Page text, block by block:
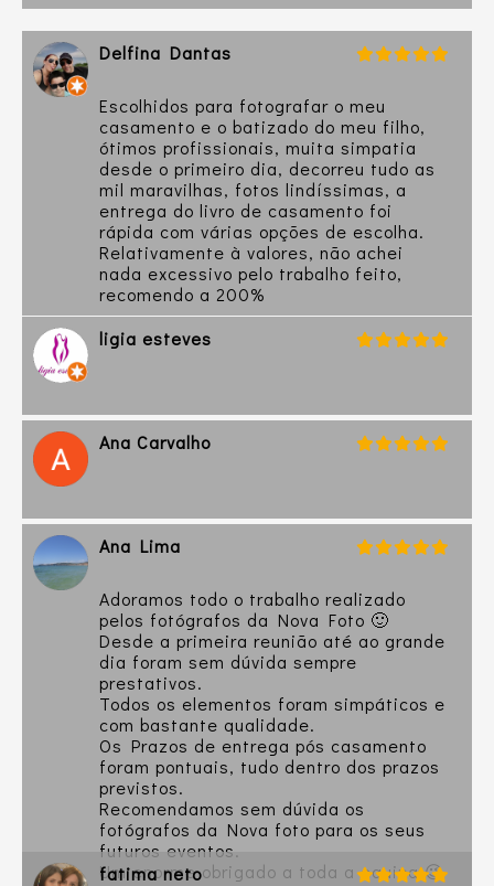
Delfina Dantas
Escolhidos para fotografar o meu
casamento e o batizado do meu filho,
ótimos profissionais, muita simpatia
desde o primeiro dia, decorreu tudo as
mil maravilhas, fotos lindíssimas, a
entrega do livro de casamento foi
rápida com várias opções de escolha.
Relativamente à valores, não achei
nada excessivo pelo trabalho feito,
recomendo a 200%
ligia esteves
Ana Carvalho
Ana Lima
Adoramos todo o trabalho realizado
pelos fotógrafos da Nova Foto 🙂
Desde a primeira reunião até ao grande
dia foram sem dúvida sempre
prestativos.
Todos os elementos foram simpáticos e
com bastante qualidade.
Os Prazos de entrega pós casamento
foram pontuais, tudo dentro dos prazos
previstos.
Recomendamos sem dúvida os
fotógrafos da Nova foto para os seus
futuros eventos.
Um enorme obrigado a toda a equipa 😉
fatima neto